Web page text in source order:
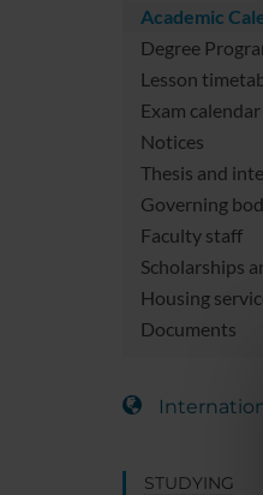
Academic
Degree
Lesson
Exam calendar
Notices
Thesis and
Governing
Faculty staff
Scholarships
Housing
Documents
STUDYING